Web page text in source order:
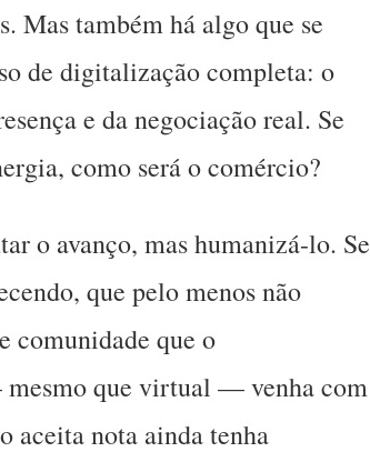
Mas também há algo que se
de digitalização completa: o
e da negociação real. Se
como será o comércio?
o avanço, mas humanizá-lo. Se
que pelo menos não
comunidade que o
que virtual — venha com
aceita nota ainda tenha